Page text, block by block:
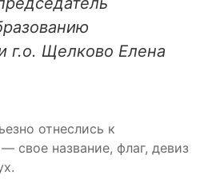
г.о. Щелково Елена
отнеслись к
свое название, флаг, девиз